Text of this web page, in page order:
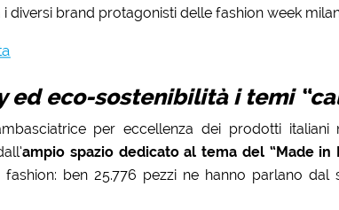
diversi brand protagonisti delle fashion week
ed eco-sostenibilità i temi
per eccellenza dei prodotti
ampio spazio dedicato al tema del “Made in
ben 25.776 pezzi ne hanno parlano dal